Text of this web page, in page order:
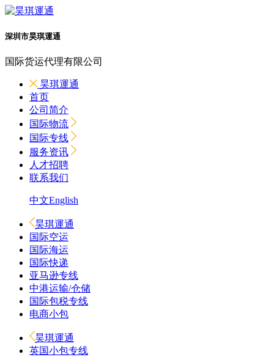
深圳市昊琪運通
国际货运代理有限公司
昊琪運通
首页
公司简介
国际物流
国际专线
服务资讯
人才招聘
联系我们
中文English
昊琪運通
国际空运
国际海运
国际快递
亚马逊专线
中港运输/仓储
国际包税专线
电商小包
昊琪運通
英国小包专线